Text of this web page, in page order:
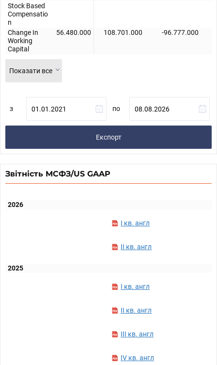
Stock Based
Compensatio
n
Change In
Working
Capital
56.480.000 108.701.000 -96.777.000
Показати все
з по
Експорт
Звітність МСФЗ/US GAAP
2026
I кв. англ
II кв. англ
2025
I кв. англ
II кв. англ
III кв. англ
IV кв. англ